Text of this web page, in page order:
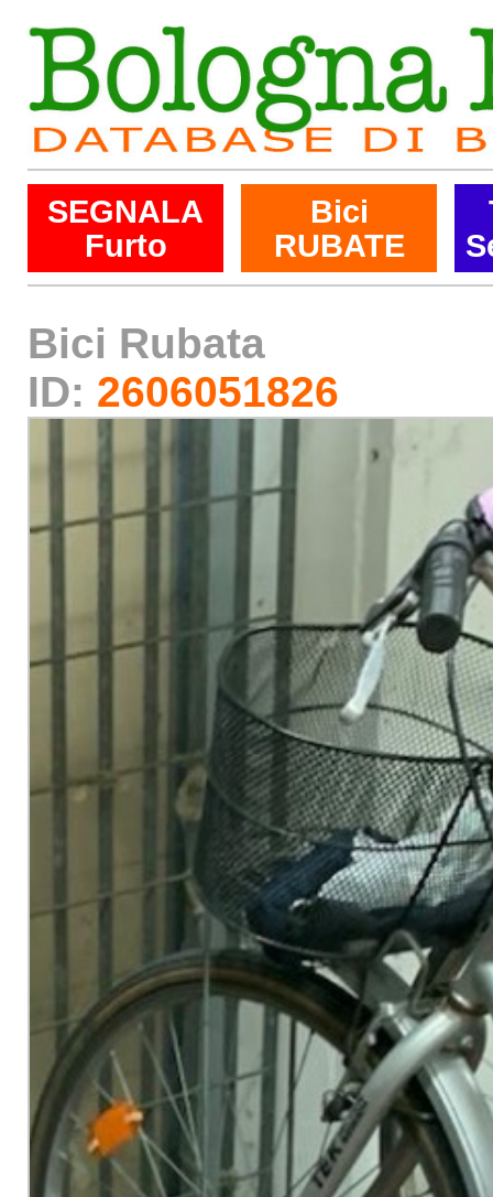
SEGNALA
Furto
Bici
RUBATE
Bici Rubata
ID: 2606051826